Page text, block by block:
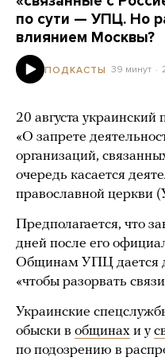
по сути — УПЦ. Но
влиянием Москвы?
ПОДКАСТЫ 39 минут
20 августа украинский
«О запрете
организаций,
очередь касается
православной церкви
Предполагается, что
дней после его
Общинам УПЦ дается
«чтобы разорвать
Украинские
обыски в общинах и у
по подозрению в